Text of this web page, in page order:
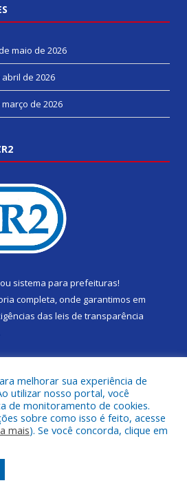
maio de 2026
abril de 2026
março de 2026
ou sistema para prefeituras!
completa, onde garantimos em
das leis de transparência
a Câmara Municipal de Gurupá.
Área Administrativa
melhorar sua experiência de
utilizar nosso portal, você
de monitoramento de cookies.
sobre como isso é feito, acesse
mais). Se você concorda, clique em